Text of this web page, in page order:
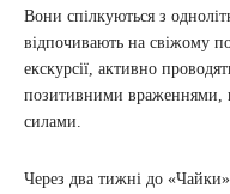
Вони спілкуються з
відпочивають на свіжому
екскурсії, активно
позитивними враженнями,
силами.
Через два тижні до «Чайки»